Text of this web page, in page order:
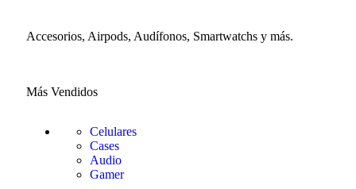
Accesorios, Airpods, Audífonos, Smartwatchs y más.
Más Vendidos
Celulares
Cases
Audio
Gamer